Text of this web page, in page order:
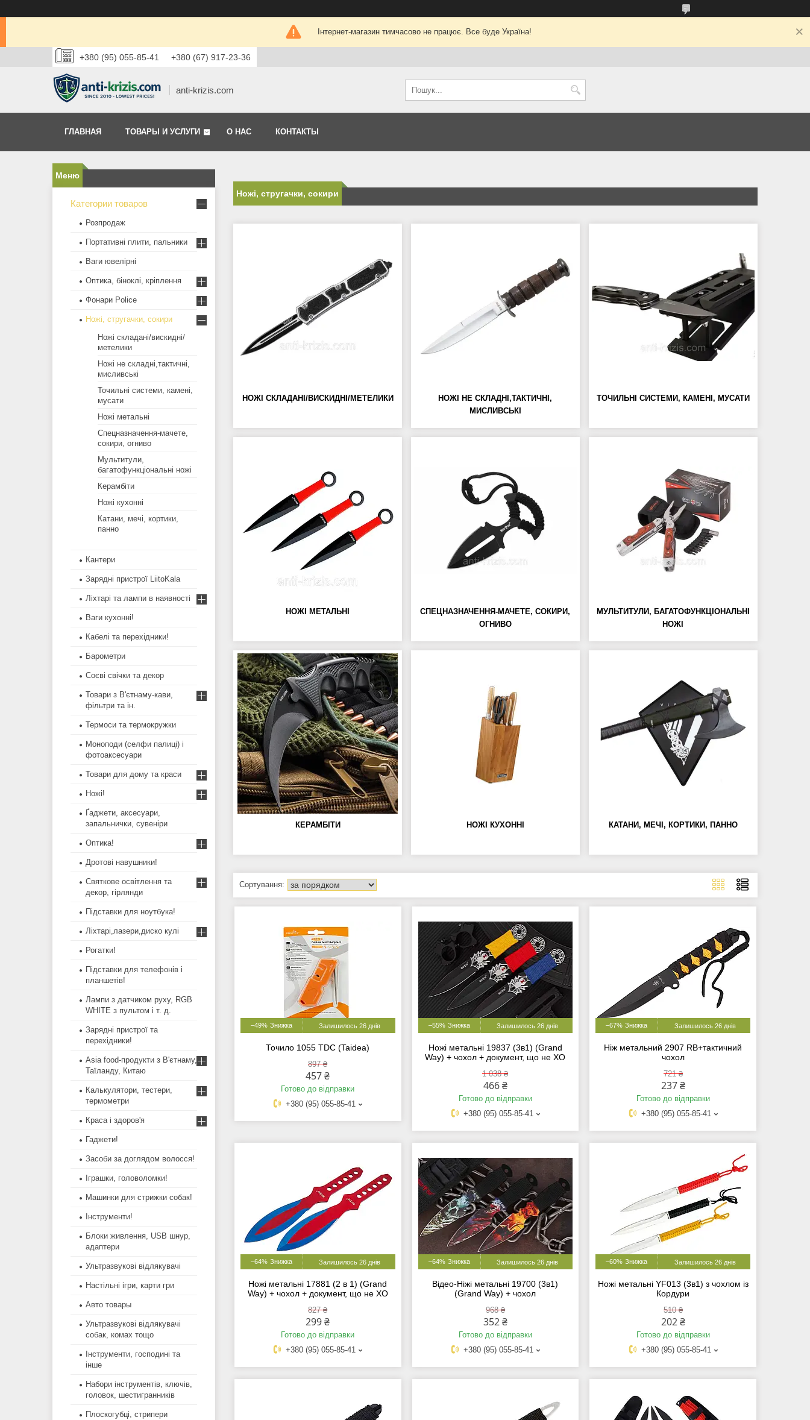
Інтернет-магазин тимчасово не працює. Все буде Україна!
+380 (95) 055-85-41 +380 (67) 917-23-36
anti-krizis.com
ГЛАВНАЯ ТОВАРЫ И УСЛУГИ О НАС КОНТАКТЫ
Ножі, стругачки, сокири
НОЖІ СКЛАДАНІ/ВИСКИДНІ/МЕТЕЛИКИ
НОЖІ НЕ СКЛАДНІ,ТАКТИЧНІ,
МИСЛИВСЬКІ
ТОЧИЛЬНІ СИСТЕМИ, КАМЕНІ, МУСАТИ
НОЖІ МЕТАЛЬНІ
СПЕЦНАЗНАЧЕННЯ-МАЧЕТЕ, СОКИРИ,
ОГНИВО
МУЛЬТИТУЛИ, БАГАТОФУНКЦІОНАЛЬНІ
НОЖІ
КЕРАМБІТИ НОЖІ КУХОННІ КАТАНИ, МЕЧІ, КОРТИКИ, ПАННО
–49% Залишилось 26 днів
Точило 1055 TDC (Taidea)
897 ₴
457 ₴
Готово до відправки
+380 (95) 055-85-41
–55% Залишилось 26 днів
Ножі метальні 19837 (3в1) (Grand
Way) + чохол + документ, що не ХО
1 038 ₴
466 ₴
Готово до відправки
+380 (95) 055-85-41
–67% Залишилось 26 днів
Ніж метальний 2907 RB+тактичний
чохол
721 ₴
237 ₴
Готово до відправки
+380 (95) 055-85-41
–64% Залишилось 26 днів
Ножі метальні 17881 (2 в 1) (Grand
Way) + чохол + документ, що не ХО
827 ₴
299 ₴
Готово до відправки
+380 (95) 055-85-41
–64% Залишилось 26 днів
Відео-Ніжі метальні 19700 (3в1)
(Grand Way) + чохол
968 ₴
352 ₴
Готово до відправки
+380 (95) 055-85-41
–60% Залишилось 26 днів
Ножі метальні YF013 (3в1) з чохлом із
Кордури
510 ₴
202 ₴
Готово до відправки
+380 (95) 055-85-41
Категории товаров
Розпродаж
Портативні плити, пальники
Ваги ювелірні
Оптика, біноклі, кріплення
Фонари Police
Ножі, стругачки, сокири
Ножі складані/вискидні/
метелики
Ножі не складні,тактичні,
мисливські
Точильні системи, камені,
мусати
Ножі метальні
Спецназначення-мачете,
сокири, огниво
Мультитули,
багатофункціональні ножі
Керамбіти
Ножі кухонні
Катани, мечі, кортики,
панно
Кантери
Зарядні пристрої LiitoKala
Ліхтарі та лампи в наявності
Ваги кухонні!
Кабелі та перехідники!
Барометри
Соєві свічки та декор
Товари з В'єтнаму-кави,
фільтри та ін.
Термоси та термокружки
Моноподи (селфи палиці) і
фотоаксесуари
Товари для дому та краси
Ножі!
Ґаджети, аксесуари,
запальнички, сувеніри
Оптика!
Дротові навушники!
Святкове освітлення та
декор, гірлянди
Підставки для ноутбука!
Ліхтарі,лазери,диско кулі
Рогатки!
Підставки для телефонів і
планшетів!
Лампи з датчиком руху, RGB
WHITE з пультом і т. д.
Зарядні пристрої та
перехідники!
Asia food-продукти з В'єтнаму,
Таїланду, Китаю
Калькулятори, тестери,
термометри
Краса і здоров'я
Гаджети!
Засоби за доглядом волосся!
Іграшки, головоломки!
Машинки для стрижки собак!
Інструменти!
Блоки живлення, USB шнур,
адаптери
Ультразвукові відлякувачі
Настільні ігри, карти гри
Авто товары
Ультразвукові відлякувачі
собак, комах тощо
Інструменти, господині та
інше
Набори інструментів, ключів,
головок, шестигранників
Плоскогубці, стрипери